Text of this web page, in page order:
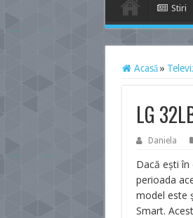
Stiri
Acasă »
LG
Daniela
Dacă ești
perioada
model este
Smart.